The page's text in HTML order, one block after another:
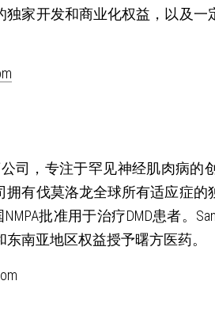
独家开发和商业化权益，以及一
公司，专注于罕见神经肌肉病
有伐莫洛龙全球所有适应症的
NMPA批准用于治疗DMD患者。
南亚地区权益授予曙方医药。